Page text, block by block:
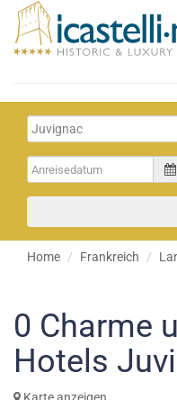
Home Frankreich
0 Charme
Hotels